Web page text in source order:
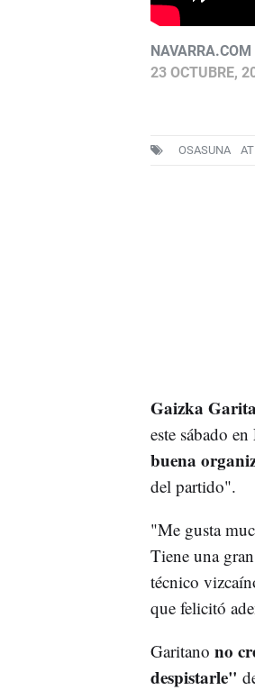
NAVARRA.COM
23 OCTUBRE,
OSASUNA
Gaizka
este sábado
buena
del partido".
"Me gusta
Tiene una
técnico
que felicitó
Garitano no
despistarle"